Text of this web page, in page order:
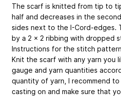
The scarf is knitted from tip to
half and decreases in the
sides next to the I-Cord-edges.
by a 2 x 2 ribbing with dropped
Instructions for the stitch
Knit the scarf with any yarn you
gauge and yarn quantities
quantity of yarn, I recommend
casting on and make sure that